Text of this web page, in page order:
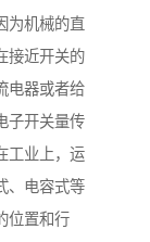
为机械的直
接近开关的
电器或者给
子开关量传
工业上，运
、电容式等
位置和行